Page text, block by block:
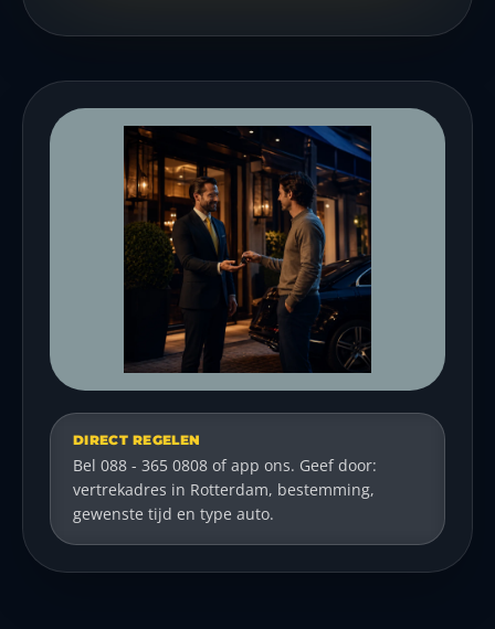
DIRECT REGELEN
Bel 088 - 365 0808 of app ons. Geef door:
vertrekadres in Rotterdam, bestemming,
gewenste tijd en type auto.